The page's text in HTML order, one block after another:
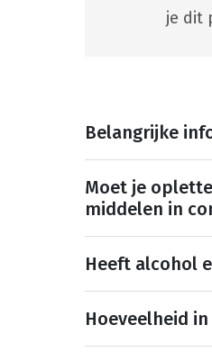
je dit
Belangrijke
Moet je
middelen in
Heeft alcohol
Hoeveelheid